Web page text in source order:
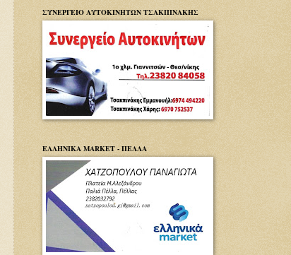
ΣΥΝΕΡΓΕΙΟ ΑΥΤΟΚΙΝΗΤΩΝ ΤΣΑΚΠΙΝΑΚΗΣ
ΕΛΛΗΝΙΚΑ MARKET - ΠΕΛΛΑ